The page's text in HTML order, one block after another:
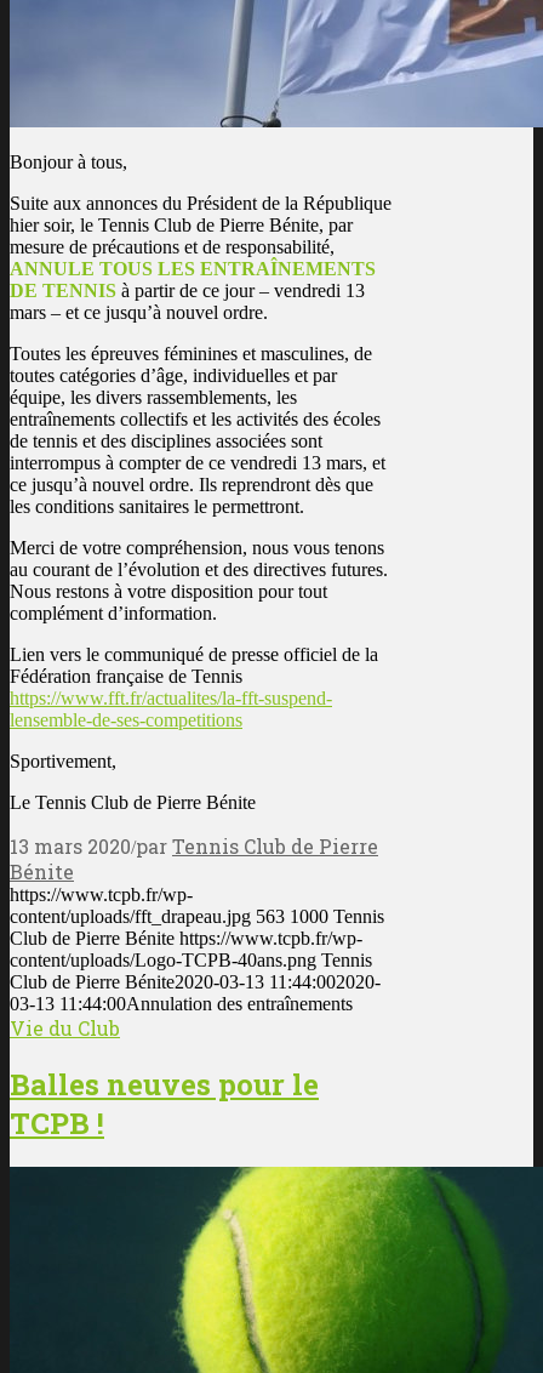
Bonjour à tous,
Suite aux annonces du Président de la République
hier soir, le Tennis Club de Pierre Bénite, par
mesure de précautions et de responsabilité,
ANNULE TOUS LES ENTRAÎNEMENTS
DE TENNIS à partir de ce jour – vendredi 13
mars – et ce jusqu’à nouvel ordre.
Toutes les épreuves féminines et masculines, de
toutes catégories d’âge, individuelles et par
équipe, les divers rassemblements, les
entraînements collectifs et les activités des écoles
de tennis et des disciplines associées sont
interrompus à compter de ce vendredi 13 mars, et
ce jusqu’à nouvel ordre. Ils reprendront dès que
les conditions sanitaires le permettront.
Merci de votre compréhension, nous vous tenons
au courant de l’évolution et des directives futures.
Nous restons à votre disposition pour tout
complément d’information.
Lien vers le communiqué de presse officiel de la
Fédération française de Tennis
https://www.fft.fr/actualites/la-fft-suspend-
lensemble-de-ses-competitions
Sportivement,
Le Tennis Club de Pierre Bénite
13 mars 2020/parTennis Club de Pierre
Bénite
https://www.tcpb.fr/wp-
content/uploads/fft_drapeau.jpg 563 1000 Tennis
Club de Pierre Bénite https://www.tcpb.fr/wp-
content/uploads/Logo-TCPB-40ans.png Tennis
Club de Pierre Bénite2020-03-13 11:44:002020-
03-13 11:44:00Annulation des entraînements
Vie du Club
Balles neuves pour le
TCPB !